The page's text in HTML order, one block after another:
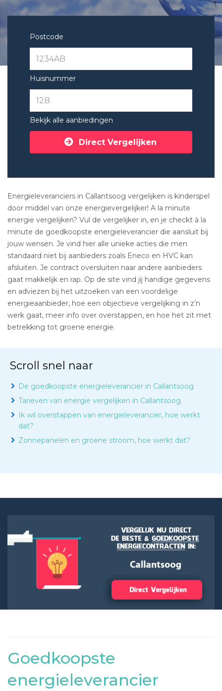
Postcode
Huisnummer
Bekijk alle aanbiedingen
Direct Vergelijken
Energieleveranciers in Callantsoog vergelijken is kinderspel
door middel van onze energievergelijker! A la minute
energie vergelijken? Vul de vergelijker in, en je checkt à la
minute de goedkoopste energieleverancier die aansluit bij
jouw wensen. Je vind hier alle unieke acties die men
standaard niet bij aanbieders zoals Eneco en HVC kan
afsluiten. Je contract oversluiten naar andere aanbieders
gaat makkelijk en rap. Op de site vind jij handige gegevens
en adviezen bij het uitzoeken van een voordelige
energieaanbieder, hoe een objectieve vergelijking in z’n
werk gaat, meer info over overstappen, en hoe het zit met
betrekking tot groene energie.
Scroll snel naar
De goedkoopste energieleverancier in Callantsoog
Tarieven van energie vergelijken in Callantsoog
Ik wil overstappen van energieleverancier, hoe werkt
dat?
Zonnepanelen en groene stroom, hoe werkt dat?
Goedkoopste
energieleverancier